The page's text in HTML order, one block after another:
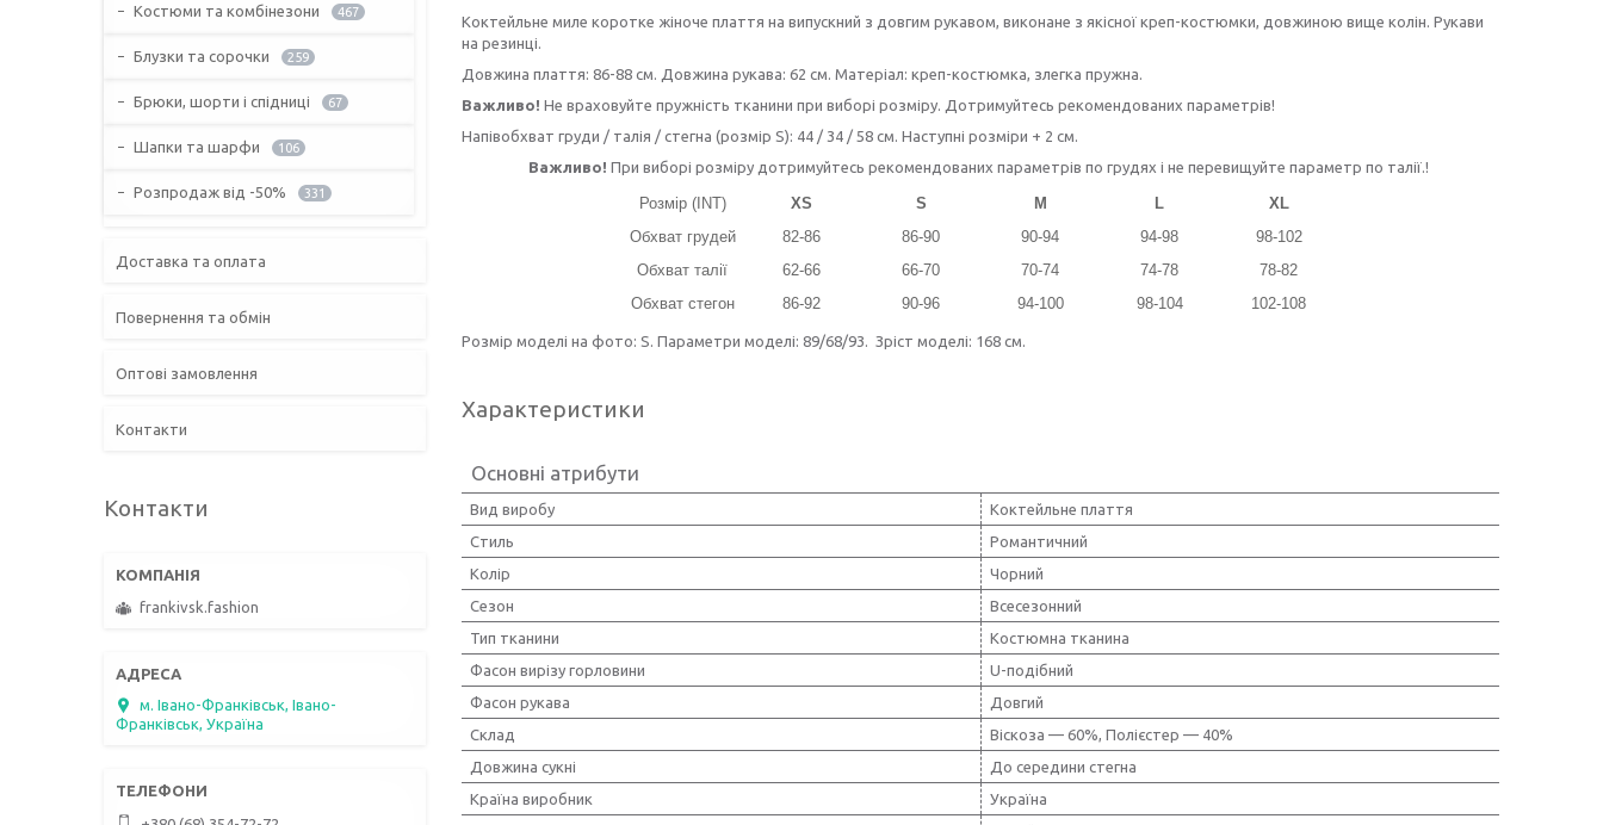
Коктейльне миле коротке жіноче плаття на випускний з довгим рукавом, виконане з якісної креп-костюмки, довжиною вище колін. Рукави
на резинці.
Довжина плаття: 86-88 см. Довжина рукава: 62 см. Матеріал: креп-костюмка, злегка пружна.
Важливо! Не враховуйте пружність тканини при виборі розміру. Дотримуйтесь рекомендованих параметрів!
Напівобхват груди / талія / стегна (розмір S): 44 / 34 / 58 см. Наступні розміри + 2 см.
Важливо! При виборі розміру дотримуйтесь рекомендованих параметрів по грудях і не перевищуйте параметр по талії.!
Розмір (INT) XS S M L
XL
Обхват грудей
82-86 86-90 90-94 94-98
98-102
Обхват талії
62-66 66-70 70-74 74-78
78-82
Обхват стегон
86-92 90-96 94-100 98-104 102-108
Розмір моделі на фото: S. Параметри моделі: 89/68/93. Зріст моделі: 168 см.
Характеристики
Основні атрибути
Вид виробу
Коктейльне плаття
Стиль
Романтичний
Колір
Чорний
Сезон
Всесезонний
Тип тканини
Костюмна тканина
Фасон вирізу горловини
U-подібний
Фасон рукава
Довгий
Склад
Віскоза — 60%, Полієстер — 40%
Довжина сукні
До середини стегна
Країна виробник
Україна
Костюми та комбінезони 467
Блузки та сорочки 259
Брюки, шорти і спідниці 67
Шапки та шарфи 106
Розпродаж від -50% 331
Доставка та оплата
Повернення та обмін
Оптові замовлення
Контакти
Контакти
frankivsk.fashion
м. Івано-Франківськ, Івано-
Франківськ, Україна